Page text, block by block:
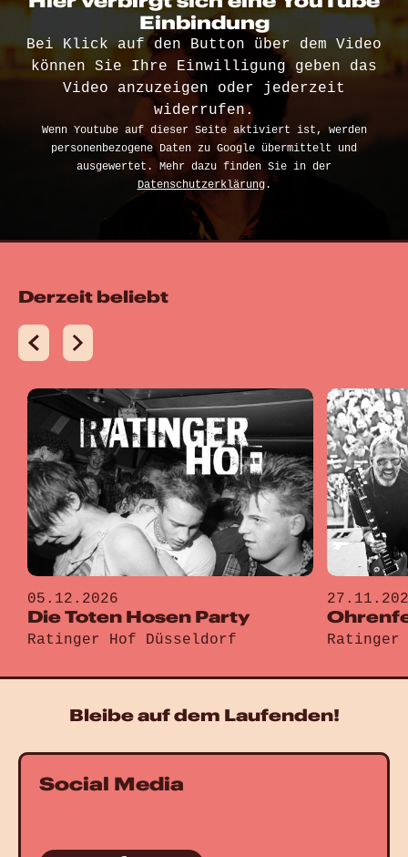
Einbindung
Bei Klick auf den Button über dem Video
können Sie Ihre Einwilligung geben das
Video anzuzeigen oder jederzeit
widerrufen.
Wenn Youtube auf dieser Seite aktiviert ist, werden
personenbezogene Daten zu Google übermittelt und
ausgewertet. Mehr dazu finden Sie in der
Datenschutzerklärung.
Derzeit beliebt
05.12.2026
Die Toten Hosen Party
Ratinger Hof Düsseldorf
Ratinger
Bleibe auf dem Laufenden!
Social Media